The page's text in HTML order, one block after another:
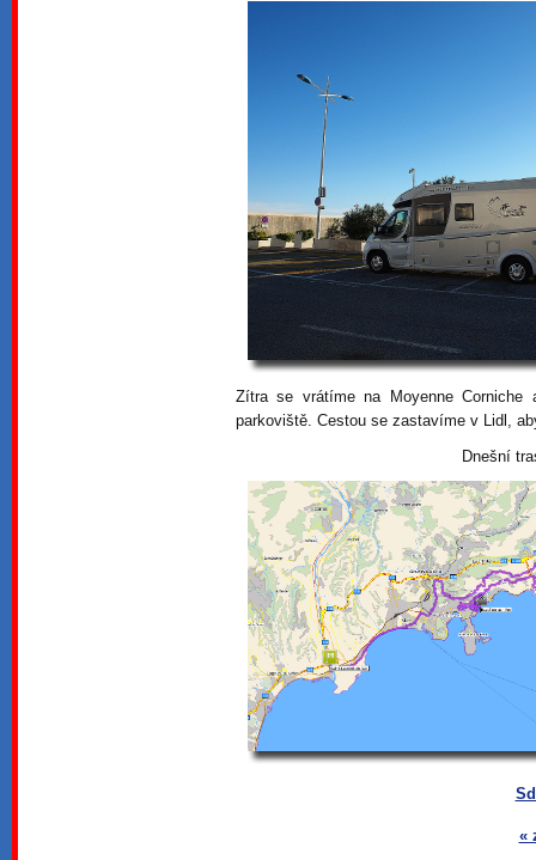
Zítra se vrátíme na Moyenne
parkoviště. Cestou se zastavíme v Lidl,
Dnešní
«